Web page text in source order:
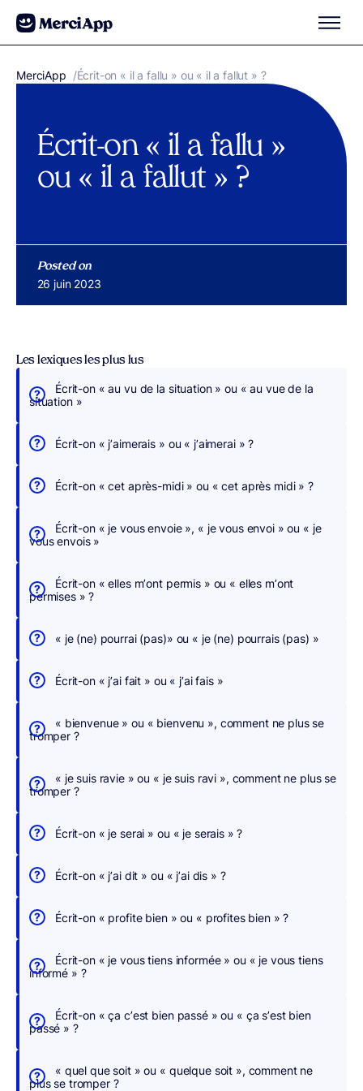
Aller au contenu
MerciApp correcteur orthographe
/Écrit-on « il a fallu » ou « il a fallut » ?
Écrit-on « il a fallu »
ou « il a fallut » ?
Posted on
Publié le
26 juin 2023
É
r
i
v
e
s
s
h
r
h
e
,
n
u
c
r
i
g
o
p
Les lexiques les plus lus
Écrit-on « au vu de la situation » ou « au vue de la
situation »
Écrit-on « j’aimerais » ou « j’aimerai » ?
Écrit-on « cet après-midi » ou « cet après midi » ?
Écrit-on « je vous envoie », « je vous envoi » ou « je
vous envois »
Écrit-on « elles m’ont permis » ou « elles m’ont
permises » ?
« je (ne) pourrai (pas)» ou « je (ne) pourrais (pas) »
Écrit-on « j’ai fait » ou « j’ai fais »
« bienvenue » ou « bienvenu », comment ne plus se
tromper ?
« je suis ravie » ou « je suis ravi », comment ne plus se
tromper ?
Écrit-on « je serai » ou « je serais » ?
Écrit-on « j’ai dit » ou « j’ai dis » ?
Écrit-on « profite bien » ou « profites bien » ?
Écrit-on « je vous tiens informée » ou « je vous tiens
informé » ?
Écrit-on « ça c’est bien passé » ou « ça s’est bien
passé » ?
« quel que soit » ou « quelque soit », comment ne
plus se tromper ?